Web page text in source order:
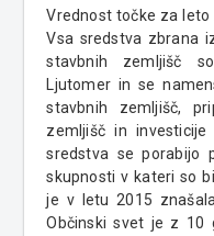
Vrednost točke za leto
Vsa sredstva zbrana
stavbnih zemljišč
Ljutomer in se
stavbnih zemljišč,
zemljišč in
sredstva se porabijo
skupnosti v kateri so
je v letu 2015
Občinski svet je z 10